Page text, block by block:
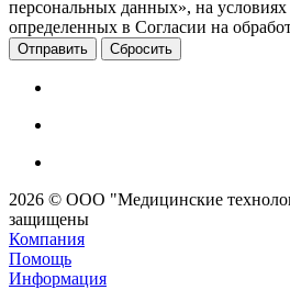
персональных данных», на условиях
определенных в Согласии на
Сбросить
2026 © ООО "Медицинские
защищены
Компания
Помощь
Информация